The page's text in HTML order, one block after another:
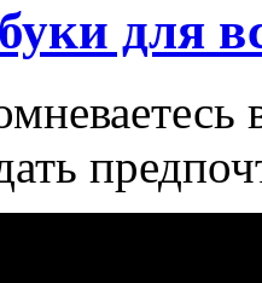
для